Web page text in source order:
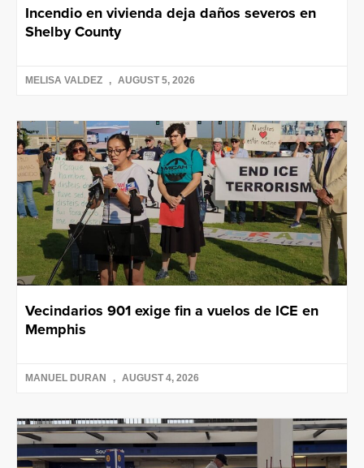
Incendio en vivienda deja daños severos en
Shelby County
MELISA VALDEZ AUGUST 5, 2026
Vecindarios 901 exige fin a vuelos de ICE en
Memphis
MANUEL DURAN AUGUST 4, 2026